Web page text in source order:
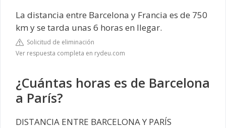
La distancia entre Barcelona y Francia es de 750
km y se tarda unas 6 horas en llegar.
Solicitud de eliminación
Ver respuesta completa en rydeu.com
¿Cuántas horas es de Barcelona
a París?
DISTANCIA ENTRE BARCELONA Y PARÍS